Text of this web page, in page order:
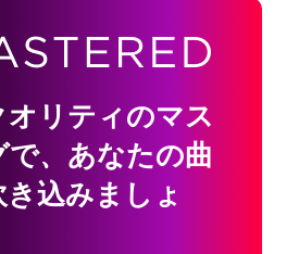
リティのマス
で、 あなたの曲
込みましょ